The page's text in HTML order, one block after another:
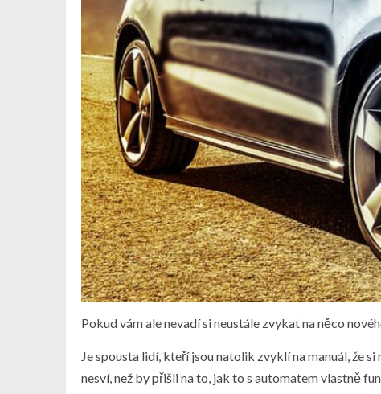
Pokud vám ale nevadí si neustále zvykat na něco
Je spousta lidí, kteří jsou natolik zvyklí na manuál, že
nesví, než by přišli na to, jak to s automatem vlastně